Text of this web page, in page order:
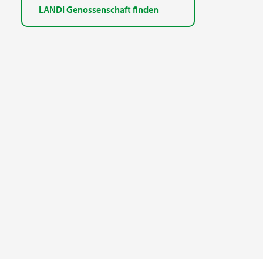
LANDI Genossenschaft finden